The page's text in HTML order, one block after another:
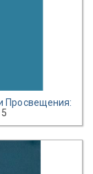
Просвещения: